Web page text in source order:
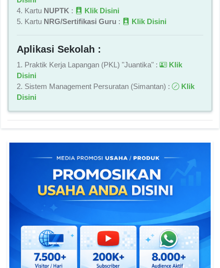
4. Kartu NUPTK :
Klik Disini
5. Kartu NRG/Sertifikasi Guru : Klik Disini
Aplikasi Sekolah :
1. Praktik Kerja Lapangan (PKL) "Juantika" :
Klik
Disini
2. Sistem Management Persuratan (Simantan) :
Klik
Disini